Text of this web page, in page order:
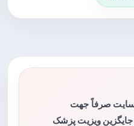
صرفاً جهت
ویزیت پزشک